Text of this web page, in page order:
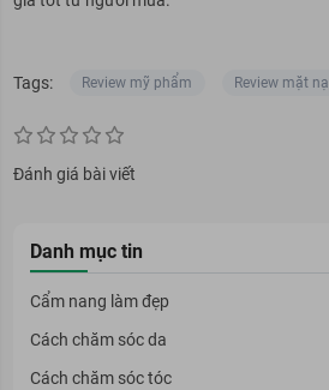
Tags: Review mỹ phẩm Review mặt nạ
Đánh giá bài viết
Danh mục tin
Cẩm nang làm đẹp
Cách chăm sóc da
Cách chăm sóc tóc